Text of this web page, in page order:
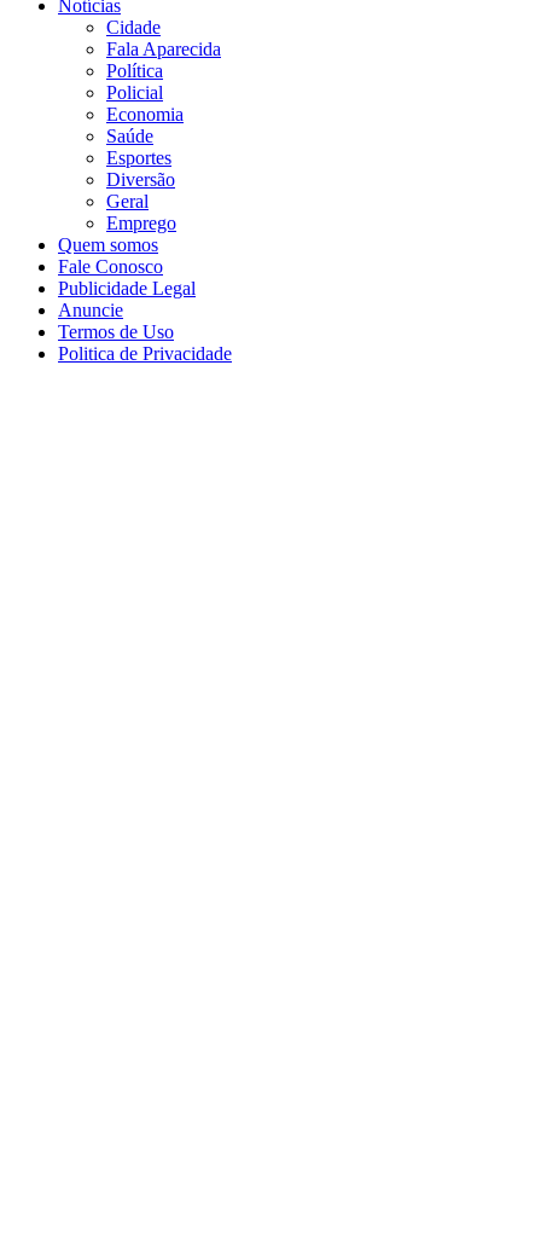
Notícias
Cidade
Fala Aparecida
Política
Policial
Economia
Saúde
Esportes
Diversão
Geral
Emprego
Quem somos
Fale Conosco
Publicidade Legal
Anuncie
Termos de Uso
Politica de Privacidade